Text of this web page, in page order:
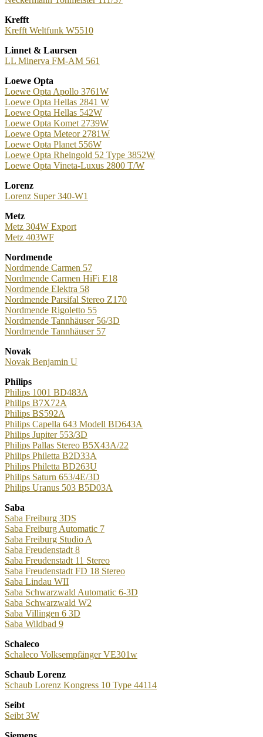
Krefft
Krefft Weltfunk W5510
Linnet & Laursen
LL Minerva FM-AM 561
Loewe Opta
Loewe Opta Apollo 3761W
Loewe Opta Hellas 2841 W
Loewe Opta Hellas 542W
Loewe Opta Komet 2739W
Loewe Opta Meteor 2781W
Loewe Opta Planet 556W
Loewe Opta Rheingold 52 Type 3852W
Loewe Opta Vineta-Luxus 2800 T/W
Lorenz
Lorenz Super 340-W1
Metz
Metz 304W Export
Metz 403WF
Nordmende
Nordmende Carmen 57
Nordmende Carmen HiFi E18
Nordmende Elektra 58
Nordmende Parsifal Stereo Z170
Nordmende Rigoletto 55
Nordmende Tannhäuser 56/3D
Nordmende Tannhäuser 57
Novak
Novak Benjamin U
Philips
Philips 1001 BD483A
Philips B7X72A
Philips BS592A
Philips Capella 643 Modell BD643A
Philips Jupiter 553/3D
Philips Pallas Stereo B5X43A/22
Philips Philetta B2D33A
Philips Philetta BD263U
Philips Saturn 653/4E/3D
Philips Uranus 503 B5D03A
Saba
Saba Freiburg 3DS
Saba Freiburg Automatic 7
Saba Freiburg Studio A
Saba Freudenstadt 8
Saba Freudenstadt 11 Stereo
Saba Freudenstadt FD 18 Stereo
Saba Lindau WII
Saba Schwarzwald Automatic 6-3D
Saba Schwarzwald W2
Saba Villingen 6 3D
Saba Wildbad 9
Schaleco
Schaleco Volksempfänger VE301w
Schaub Lorenz
Schaub Lorenz Kongress 10 Type 44114
Seibt
Seibt 3W